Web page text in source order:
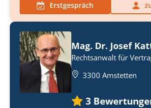
Erstgespräch
Mag. Dr. Josef
Rechtsanwalt für
3300 Amstetten
3